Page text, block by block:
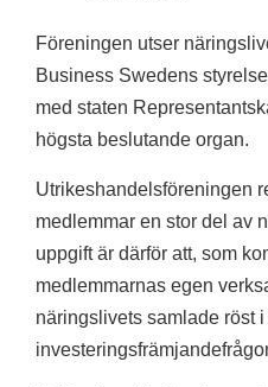
Föreningen utser
Business Swedens
med staten
högsta beslutande organ.
Utrikeshandelsföreningen
medlemmar en stor del av
uppgift är därför att, som
medlemmarnas egen
näringslivets samlade röst